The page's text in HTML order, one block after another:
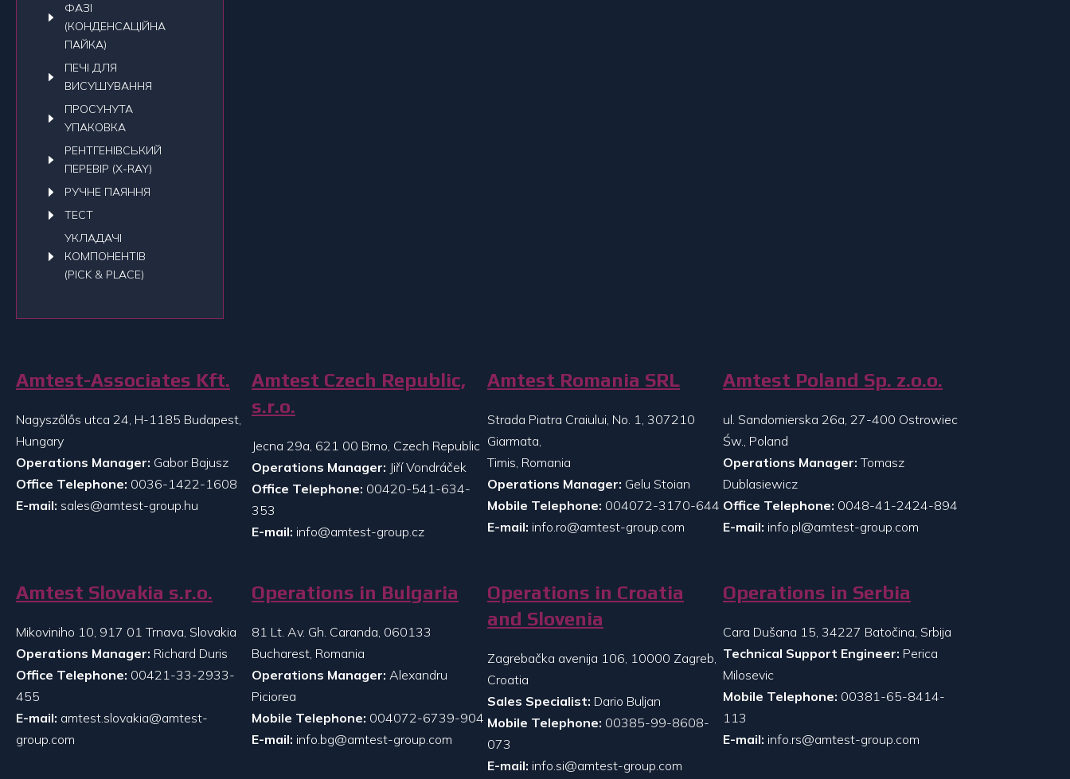
ФАЗІ
(КОНДЕНСАЦІЙНА
ПАЙКА)
ПЕЧI ДЛЯ
ВИСУШУВАННЯ
ПРОСУНУТА
УПАКОВКА
РЕНТГЕНІВСЬКИЙ
ПЕРЕВІР (X-RAY)
РУЧНЕ ПАЯННЯ
ТЕСТ
УКЛАДАЧI
КОМПОНЕНТІВ
(PICK & PLACE)
Amtest-Associates Kft.
Nagyszőlős utca 24, H-1185 Budapest,
Hungary
Operations Manager: Gabor Bajusz
Office Telephone: 0036-1422-1608
E-mail: sales@amtest-group.hu
Amtest Czech Republic,
s.r.o.
Jecna 29a, 621 00 Brno, Czech Republic
Operations Manager: Jiří Vondráček
Office Telephone: 00420-541-634-
353
E-mail: info@amtest-group.cz
Amtest Romania SRL
Strada Piatra Craiului, No. 1, 307210
Giarmata,
Timis, Romania
Operations Manager: Gelu Stoian
Mobile Telephone: 004072-3170-644
E-mail: info.ro@amtest-group.com
Amtest Poland Sp. z.o.o.
ul. Sandomierska 26a, 27-400 Ostrowiec
Św., Poland
Operations Manager: Tomasz
Dublasiewicz
Office Telephone: 0048-41-2424-894
E-mail: info.pl@amtest-group.com
Amtest Slovakia s.r.o.
Mikoviniho 10, 917 01 Trnava, Slovakia
Operations Manager: Richard Duris
Office Telephone: 00421-33-2933-
455
E-mail: amtest.slovakia@amtest-
group.com
Operations in Bulgaria
81 Lt. Av. Gh. Caranda, 060133
Bucharest, Romania
Operations Manager: Alexandru
Piciorea
Mobile Telephone: 004072-6739-904
E-mail: info.bg@amtest-group.com
Operations in Croatia
and Slovenia
Zagrebačka avenija 106, 10000 Zagreb,
Croatia
Sales Specialist: Dario Buljan
Mobile Telephone: 00385-99-8608-
073
E-mail: info.si@amtest-group.com
Operations in Serbia
Cara Dušana 15, 34227 Batočina, Srbija
Technical Support Engineer: Perica
Milosevic
Mobile Telephone: 00381-65-8414-
113
E-mail: info.rs@amtest-group.com